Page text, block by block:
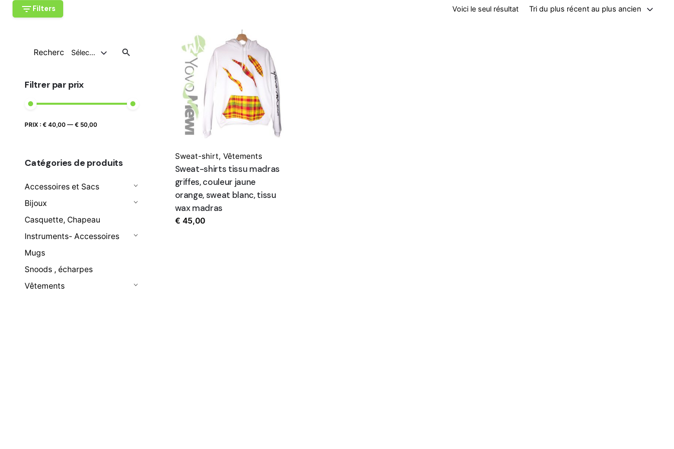
Filters Voici le seul résultat Tri du plus récent au plus ancien
Recherche
Sélectionnez Une Catégorie
Filtrer par prix
Prix
Prix
PRIX : € 40,00 — € 50,00
Catégories de produits
Accessoires et Sacs
Bijoux
Casquette, Chapeau
Instruments- Accessoires
Mugs
Snoods , écharpes
Vêtements
Sweat-shirt, Vêtements
Sweat-shirts tissu madras
griffes, couleur jaune
orange, sweat blanc, tissu
wax madras
€ 45,00